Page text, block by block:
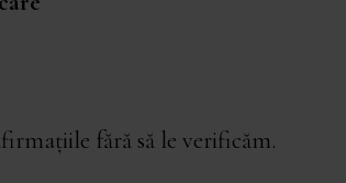
fără să le verificăm.